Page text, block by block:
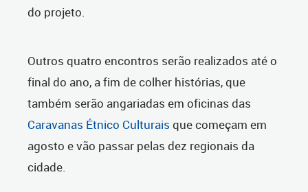
do projeto.
Outros quatro encontros serão realizados até o
final do ano, a fim de colher histórias, que
também serão angariadas em oficinas das
Caravanas Étnico Culturais que começam em
agosto e vão passar pelas dez regionais da
cidade.